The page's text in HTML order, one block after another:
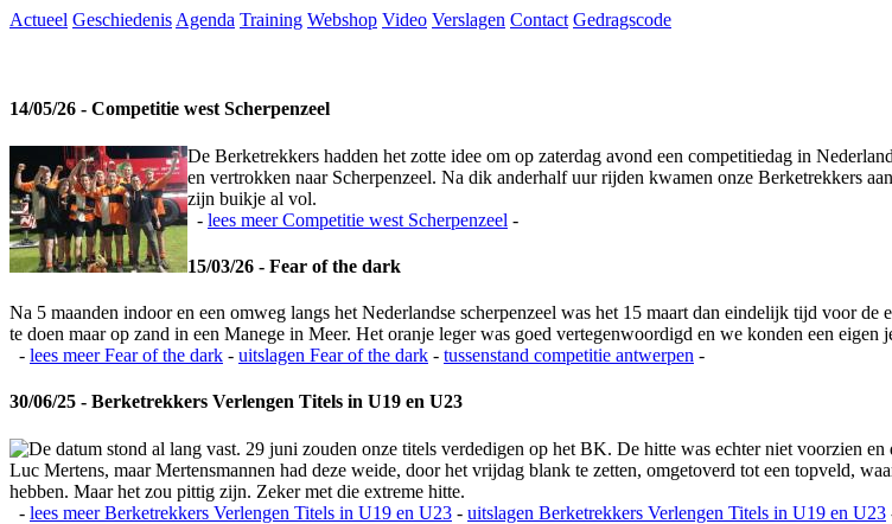
Actueel Geschiedenis Agenda Training Webshop Video Verslagen Contact Gedragscode
14/05/26 - Competitie west Scherpenzeel
De Berketrekkers hadden het zotte idee om op zaterdag avond een competitiedag in
en vertrokken naar Scherpenzeel. Na dik anderhalf uur rijden kwamen onze Berketrekkers
zijn buikje al vol.
- lees meerCompetitie west Scherpenzeel -
15/03/26 - Fear of the dark
Na 5 maanden indoor en een omweg langs het Nederlandse scherpenzeel was het 15 maart dan eindelijk tijd voor
te doen maar op zand in een Manege in Meer. Het oranje leger was goed vertegenwoordigd en we konden een
- lees meerFear of the dark - uitslagen Fear of the dark - tussenstand competitie antwerpen -
30/06/25 - Berketrekkers Verlengen Titels in U19 en U23
De datum stond al lang vast. 29 juni zouden onze titels verdedigen op het BK. De hitte was echter niet voorzien
Luc Mertens, maar Mertensmannen had deze weide, door het vrijdag blank te zetten, omgetoverd tot een topveld,
hebben. Maar het zou pittig zijn. Zeker met die extreme hitte.
- lees meerBerketrekkers Verlengen Titels in U19 en U23 - uitslagen Berketrekkers Verlengen Titels in U19 en U23